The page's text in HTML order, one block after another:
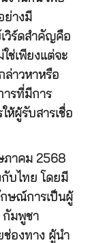
ย่างมี
วิร์ดสำคัญคือ
ช่เพียงแต่จะ
ล่าวหาหรือ
ารที่มีการ
ห้ผู้รับสารเชื่อ
ภาคม 2568
กับไทย โดยมี
กษณ์การเป็นผู้
กัมพูชา
ช่องทาง ผู้นำ